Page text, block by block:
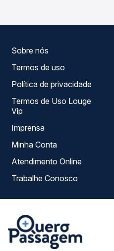
Sobre nós
Termos de uso
Política de privacidade
Termos de Uso Louge
Vip
Imprensa
Minha Conta
Atendimento Online
Trabalhe Conosco